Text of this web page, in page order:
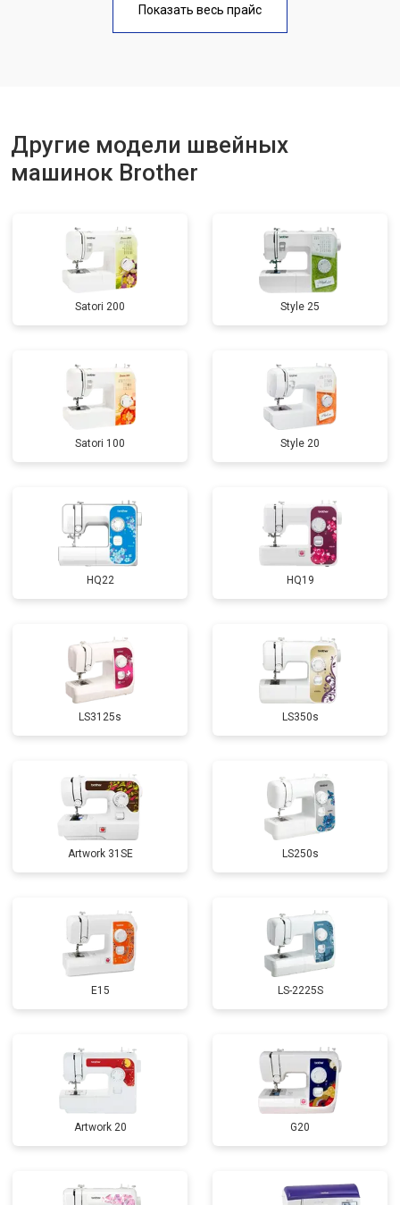
Показать весь прайс
Другие модели швейных
машинок Brother
Satori 200 Style 25
Satori 100 Style 20
HQ22 HQ19
LS3125s LS350s
Artwork 31SE LS250s
E15 LS-2225S
Artwork 20 G20